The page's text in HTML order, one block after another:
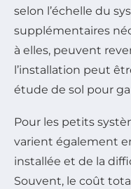
selon l’échelle du
supplémentaires
à elles, peuvent
l’installation peut
étude de sol pour
Pour les petits
varient également
installée et de la
Souvent, le coût